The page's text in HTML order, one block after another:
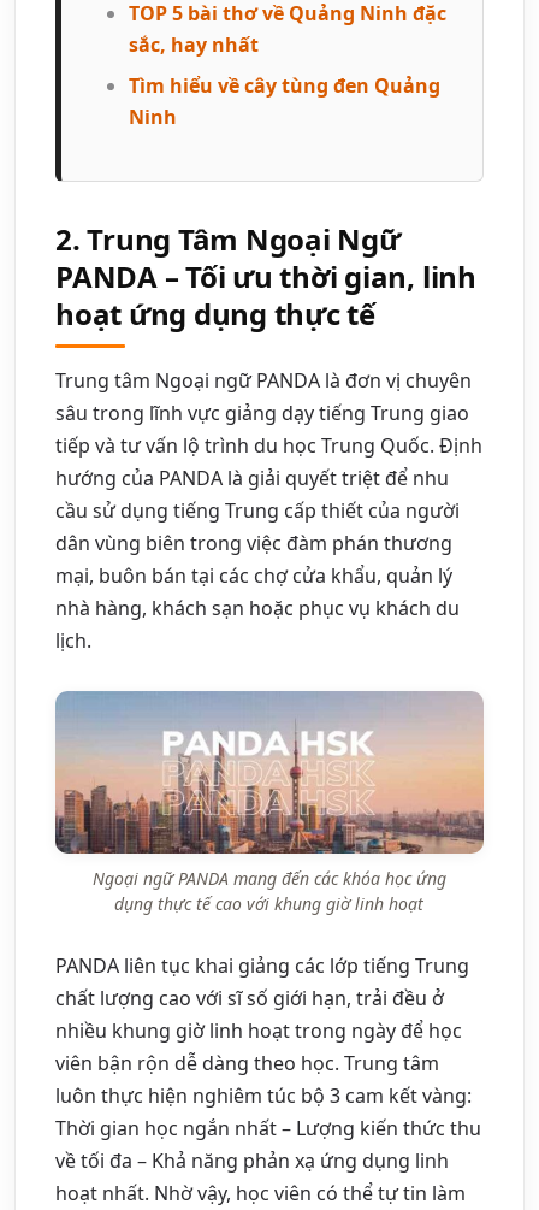
TOP 5 bài thơ về Quảng Ninh đặc
sắc, hay nhất
Tìm hiểu về cây tùng đen Quảng
Ninh
2. Trung Tâm Ngoại Ngữ
PANDA – Tối ưu thời gian, linh
hoạt ứng dụng thực tế
Trung tâm Ngoại ngữ PANDA là đơn vị chuyên
sâu trong lĩnh vực giảng dạy tiếng Trung giao
tiếp và tư vấn lộ trình du học Trung Quốc. Định
hướng của PANDA là giải quyết triệt để nhu
cầu sử dụng tiếng Trung cấp thiết của người
dân vùng biên trong việc đàm phán thương
mại, buôn bán tại các chợ cửa khẩu, quản lý
nhà hàng, khách sạn hoặc phục vụ khách du
lịch.
Ngoại ngữ PANDA mang đến các khóa học ứng
dụng thực tế cao với khung giờ linh hoạt
PANDA liên tục khai giảng các lớp tiếng Trung
chất lượng cao với sĩ số giới hạn, trải đều ở
nhiều khung giờ linh hoạt trong ngày để học
viên bận rộn dễ dàng theo học. Trung tâm
luôn thực hiện nghiêm túc bộ 3 cam kết vàng:
Thời gian học ngắn nhất – Lượng kiến thức thu
về tối đa – Khả năng phản xạ ứng dụng linh
hoạt nhất. Nhờ vậy, học viên có thể tự tin làm